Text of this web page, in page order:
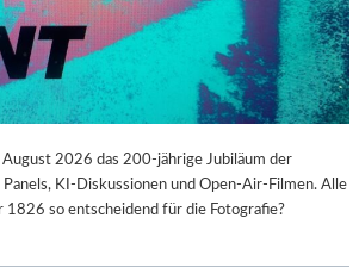
2026 das 200-jährige Jubiläum der
KI-Diskussionen und Open-Air-Filmen. Alle
1826 so entscheidend für die Fotografie?